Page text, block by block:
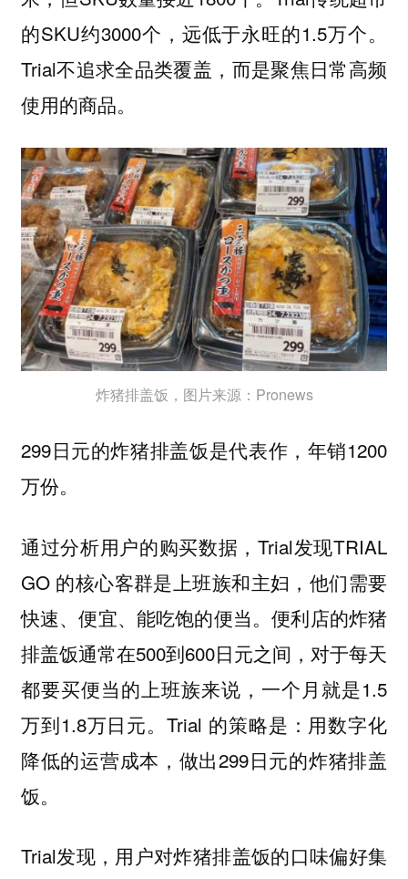
的SKU约3000个，远低于永旺的1.5万个。
Trial不追求全品类覆盖，而是聚焦日常高频
使用的商品。
炸猪排盖饭，图片来源：Pronews
299日元的炸猪排盖饭是代表作，年销1200
万份。
通过分析用户的购买数据，Trial发现TRIAL
GO 的核心客群是上班族和主妇，他们需要
快速、便宜、能吃饱的便当。便利店的炸猪
排盖饭通常在500到600日元之间，对于每天
都要买便当的上班族来说，一个月就是1.5
万到1.8万日元。Trial 的策略是：用数字化
降低的运营成本，做出299日元的炸猪排盖
饭。
Trial发现，用户对炸猪排盖饭的口味偏好集